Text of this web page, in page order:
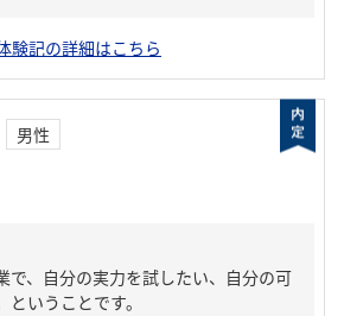
験記の詳細はこちら
男性
で、自分の実力を試したい、自分の可
いうことです。